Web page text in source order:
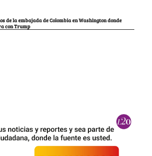
de la embajada de Colombia en Washington donde
con Trump